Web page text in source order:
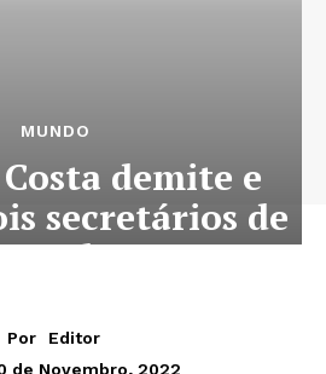
MUNDO
demite e
secretários de
Por
Editor
de Novembro, 2022